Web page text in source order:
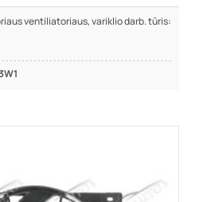
ventiliatoriaus, variklio darb. tūris: